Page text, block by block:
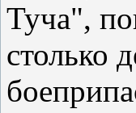
Туча",
столько